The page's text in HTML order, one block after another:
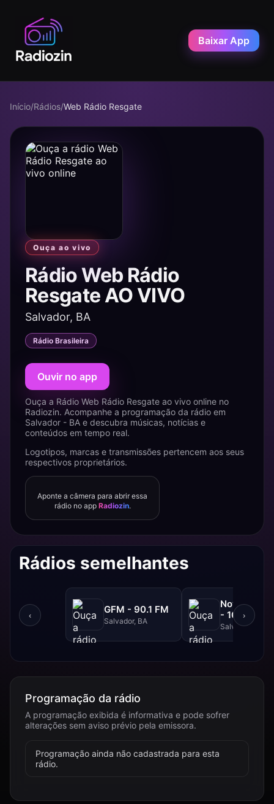
Baixar App
Início/Rádios/Web Rádio Resgate
Ouça ao vivo
Rádio Web Rádio
Resgate AO VIVO
Salvador, BA
Rádio Brasileira
Ouvir no app
Ouça a Rádio Web Rádio Resgate ao vivo online no
Radiozin. Acompanhe a programação da rádio em
Salvador - BA e descubra músicas, notícias e
conteúdos em tempo real.
Logotipos, marcas e transmissões pertencem aos seus
respectivos proprietários.
Aponte a câmera para abrir essa
rádio no app Radiozin.
Rádios semelhantes
‹
GFM - 90.1 FM
Salvador, BA
NovaBrasil
- 104.7 FM
Salvador, BA
›
Programação da rádio
A programação exibida é informativa e pode sofrer
alterações sem aviso prévio pela emissora.
Programação ainda não cadastrada para esta
rádio.